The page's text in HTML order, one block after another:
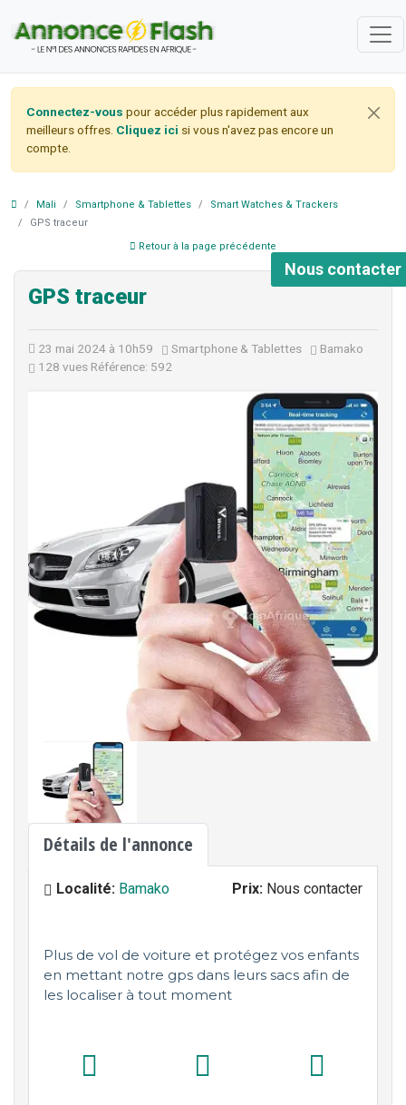
Connectez-vous pour accéder plus rapidement aux
meilleurs offres. Cliquez ici si vous n'avez pas encore un
compte.
Mali Smartphone & Tablettes
Smart Watches & Trackers
GPS traceur
Retour à la page précédente
GPS traceur
23 mai 2024 à 10h59 Smartphone & Tablettes
Bamako
128 vues Référence: 592
Nous contacter
Détails de l'annonce
Localité: Bamako Prix: Nous contacter
Plus de vol de voiture et protégez vos enfants
en mettant notre gps dans leurs sacs afin de
les localiser à tout moment